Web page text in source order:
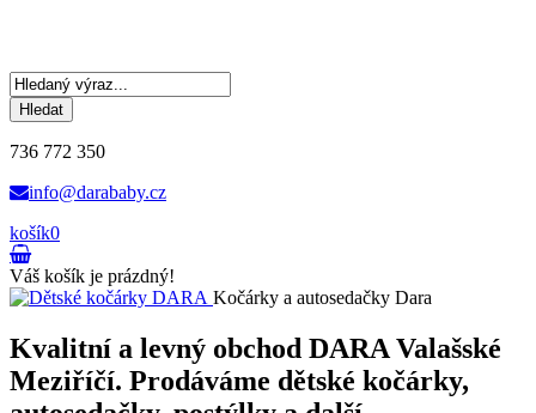
Hledat
736 772 350
info@darababy.cz
košík0
Váš košík je prázdný!
Kočárky a autosedačky Dara
Kvalitní a levný obchod DARA Valašské
Meziříčí. Prodáváme dětské kočárky,